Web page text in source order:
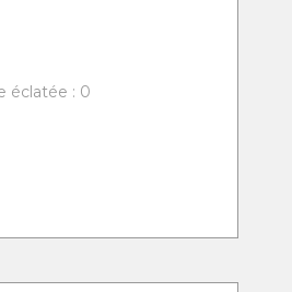
éclatée : 0